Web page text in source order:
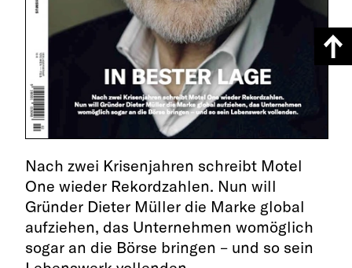
Nach zwei Krisenjahren schreibt Motel
One wieder Rekordzahlen. Nun will
Gründer Dieter Müller die Marke global
aufziehen, das Unternehmen womöglich
sogar an die Börse bringen – und so sein